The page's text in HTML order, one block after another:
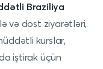
Braziliya
və dost ziyarətləri,
kurslar,
iştirak üçün